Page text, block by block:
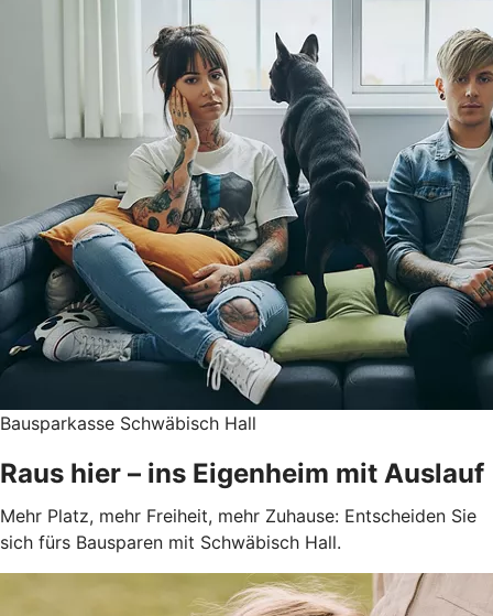
Bausparkasse Schwäbisch Hall
Raus hier – ins Eigenheim mit Auslauf
Mehr Platz, mehr Freiheit, mehr Zuhause: Entscheiden Sie
sich fürs Bausparen mit Schwäbisch Hall.